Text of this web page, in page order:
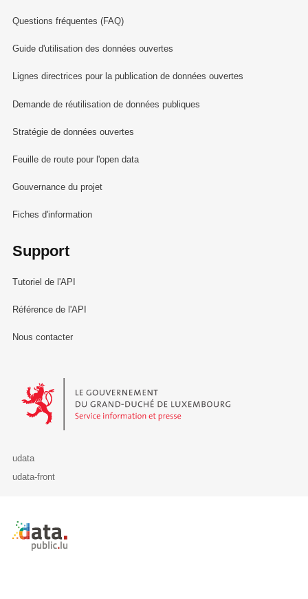
Questions fréquentes (FAQ)
Guide d'utilisation des données ouvertes
Lignes directrices pour la publication de données ouvertes
Demande de réutilisation de données publiques
Stratégie de données ouvertes
Feuille de route pour l'open data
Gouvernance du projet
Fiches d'information
Support
Tutoriel de l'API
Référence de l'API
Nous contacter
Le Gouvernement du Grand-Duché de Luxembourg - Service
udata
udata-front
Retour à l'accueil de data.public.lu